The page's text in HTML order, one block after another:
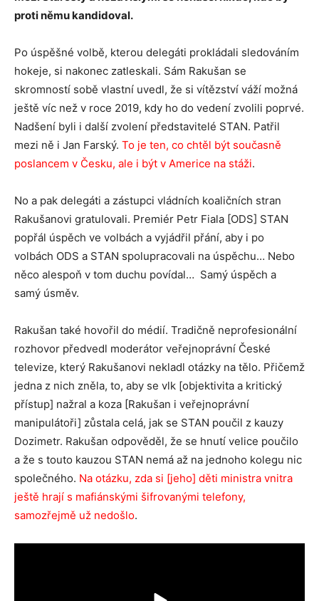
proti němu kandidoval.
Po úspěšné volbě, kterou delegáti prokládali sledováním
hokeje, si nakonec zatleskali. Sám Rakušan se
skromností sobě vlastní uvedl, že si vítězství váží možná
ještě víc než v roce 2019, kdy ho do vedení zvolili poprvé.
Nadšení byli i další zvolení představitelé STAN. Patřil
mezi ně i Jan Farský. To je ten, co chtěl být současně
poslancem v Česku, ale i být v Americe na stáži.
No a pak delegáti a zástupci vládních koaličních stran
Rakušanovi gratulovali. Premiér Petr Fiala [ODS] STAN
popřál úspěch ve volbách a vyjádřil přání, aby i po
volbách ODS a STAN spolupracovali na úspěchu… Nebo
něco alespoň v tom duchu povídal… Samý úspěch a
samý úsměv.
Rakušan také hovořil do médií. Tradičně neprofesionální
rozhovor předvedl moderátor veřejnoprávní České
televize, který Rakušanovi nekladl otázky na tělo. Přičemž
jedna z nich zněla, to, aby se vlk [objektivita a kritický
přístup] nažral a koza [Rakušan i veřejnoprávní
manipulátoři] zůstala celá, jak se STAN poučil z kauzy
Dozimetr. Rakušan odpověděl, že se hnutí velice poučilo
a že s touto kauzou STAN nemá až na jednoho kolegu nic
společného. Na otázku, zda si [jeho] děti ministra vnitra
ještě hrají s mafiánskými šifrovanými telefony,
samozřejmě už nedošlo.